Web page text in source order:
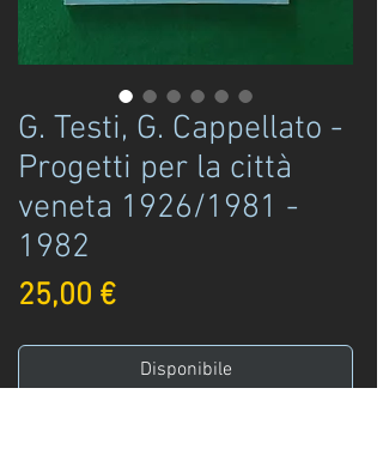
G. Testi, G. Cappellato -
Progetti per la città
veneta 1926/1981 -
1982
25,00 €Prezzo
Disponibile